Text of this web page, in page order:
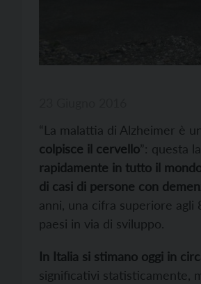
“La malattia di Alzheimer è
colpisce il cervello”: questa la
rapidamente in tutto il
di casi di persone con
anni, una cifra superiore agli
paesi in via di sviluppo.
In Italia si stimano oggi in
significativi statisticamente,